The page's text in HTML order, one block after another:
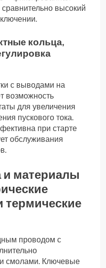
сравнительно высокий
кольца,
с выводами на
возможность
для увеличения
пускового тока.
при старте
обслуживания
и материалы
термические
проводом с
смолами. Ключевые